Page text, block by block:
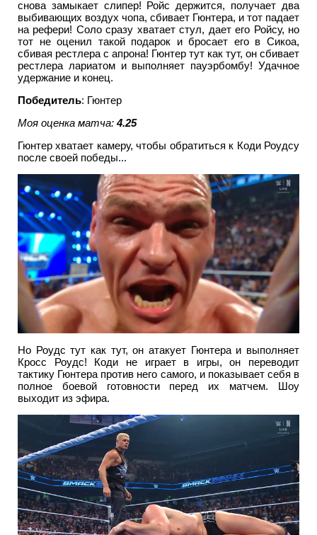
снова замыкает слипер! Ройс держится, получает два
выбивающих воздух чопа, сбивает Гюнтера, и тот падает
на рефери! Соло сразу хватает стул, дает его Ройсу, но
тот не оценил такой подарок и бросает его в Сикоа,
сбивая рестлера с апрона! Гюнтер тут как тут, он сбивает
рестлера лариатом и выполняет пауэрбомбу! Удачное
удержание и конец.
Победитель: Гюнтер
Моя оценка матча:4.25
Гюнтер хватает камеру, чтобы обратиться к Коди Роудсу
после своей победы...
Но Роудс тут как тут, он атакует Гюнтера и выполняет
Кросс Роудс! Коди не играет в игры, он переводит
тактику Гюнтера против него самого, и показывает себя в
полное боевой готовности перед их матчем. Шоу
выходит из эфира.